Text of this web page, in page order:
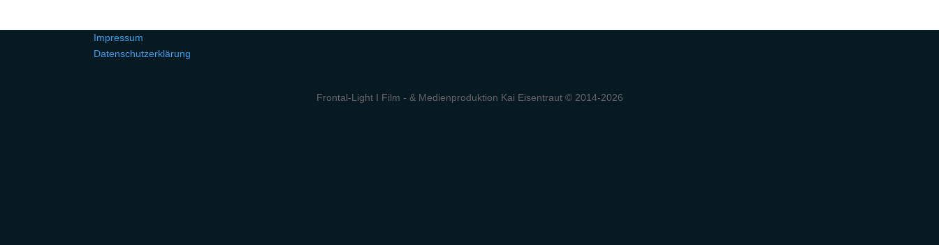
Impressum
Datenschutzerklärung
Frontal-Light I Film - & Medienproduktion Kai Eisentraut © 2014-2026